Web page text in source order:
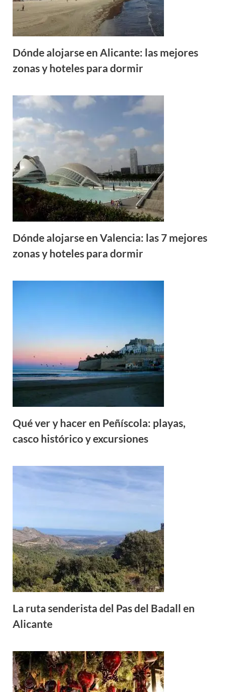
Dónde alojarse en Alicante: las mejores
zonas y hoteles para dormir
Dónde alojarse en Valencia: las 7 mejores
zonas y hoteles para dormir
Qué ver y hacer en Peñíscola: playas,
casco histórico y excursiones
La ruta senderista del Pas del Badall en
Alicante